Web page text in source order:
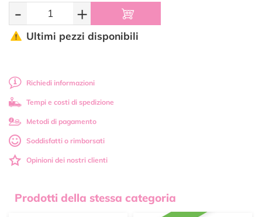
- +
Ultimi pezzi disponibili
Richiedi informazioni
Tempi e costi di spedizione
Metodi di pagamento
Soddisfatti o rimborsati
Opinioni dei nostri clienti
Prodotti della stessa categoria